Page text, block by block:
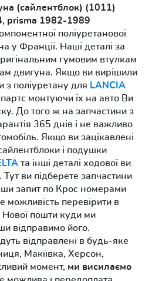
(сайлентблок) (1011)
prisma 1982-1989
поліуретанової
у Франції. Наші деталі за
гумовим втулкам
двигуна. Якщо ви вирішили
з поліуретану для LANCIA
монтуючи їх на авто Ви
До того ж на запчастини з
365 днів і не важливо
Якщо ви зацікавлені
і подушки
та інші деталі ходової ви
ви підберете запчастини
запит по Крос номерами
можливість перевірити в
Нової пошти куди ми
відправимо його.
відправлені в будь-яке
Макіївка, Херсон,
момент, ми висилаємо